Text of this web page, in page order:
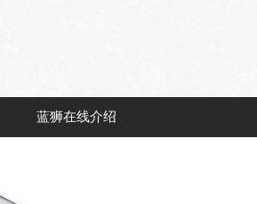
蓝狮在线介绍